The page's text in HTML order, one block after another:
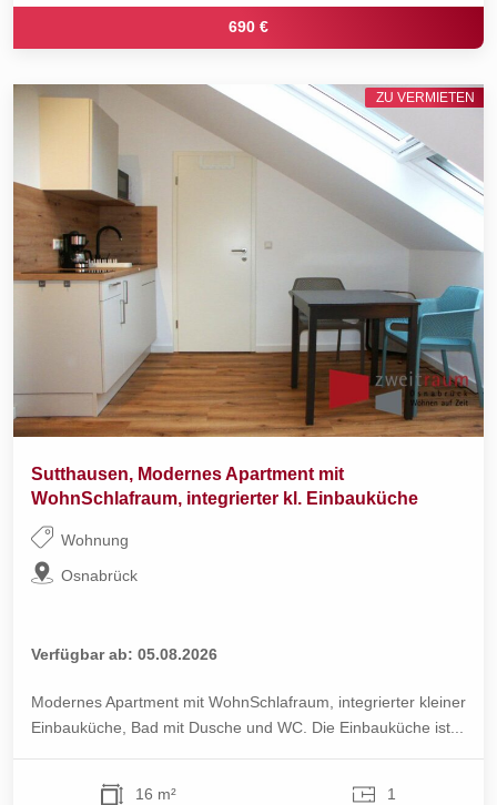
690 €
Sutthausen, Modernes Apartment mit
WohnSchlafraum, integrierter kl. Einbauküche
Wohnung
Osnabrück
Verfügbar ab: 05.08.2026
Modernes Apartment mit WohnSchlafraum, integrierter kleiner
Einbauküche, Bad mit Dusche und WC. Die Einbauküche ist...
16 m² 1
ZU VERMIETEN